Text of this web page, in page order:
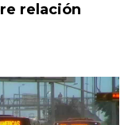
relación